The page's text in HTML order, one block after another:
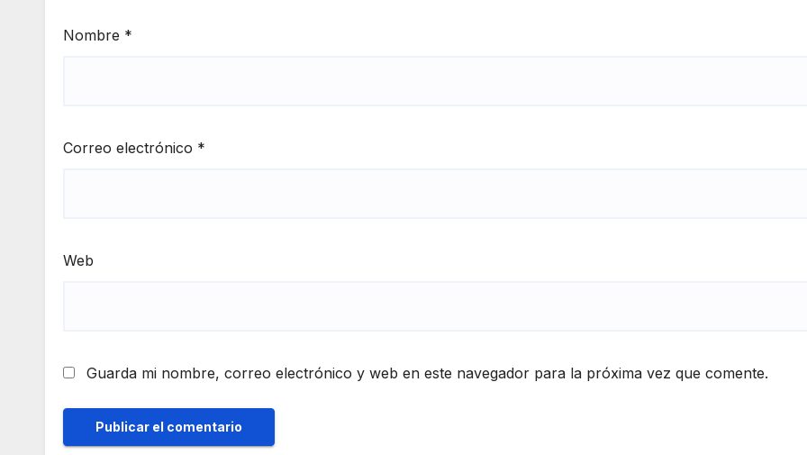
Nombre *
Correo electrónico *
Web
Guarda mi nombre, correo electrónico y web en este navegador para la próxima vez que comente.